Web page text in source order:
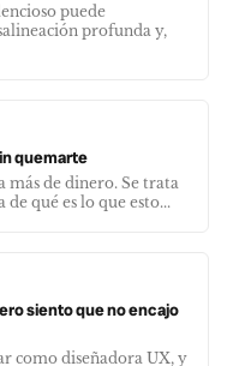
puede
profunda y,
quemarte
más de dinero. Se trata
qué es lo que esto...
siento que no encajo
como diseñadora UX, y